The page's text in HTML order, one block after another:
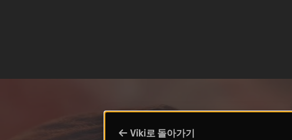
Viki로 돌아가기